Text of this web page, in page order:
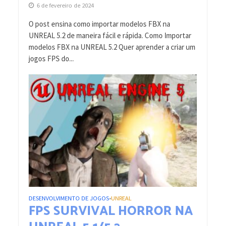
6 de fevereiro de 2024
O post ensina como importar modelos FBX na
UNREAL 5.2 de maneira fácil e rápida. Como Importar
modelos FBX na UNREAL 5.2 Quer aprender a criar um
jogos FPS do...
DESENVOLVIMENTO DE JOGOS•UNREAL
FPS SURVIVAL HORROR NA